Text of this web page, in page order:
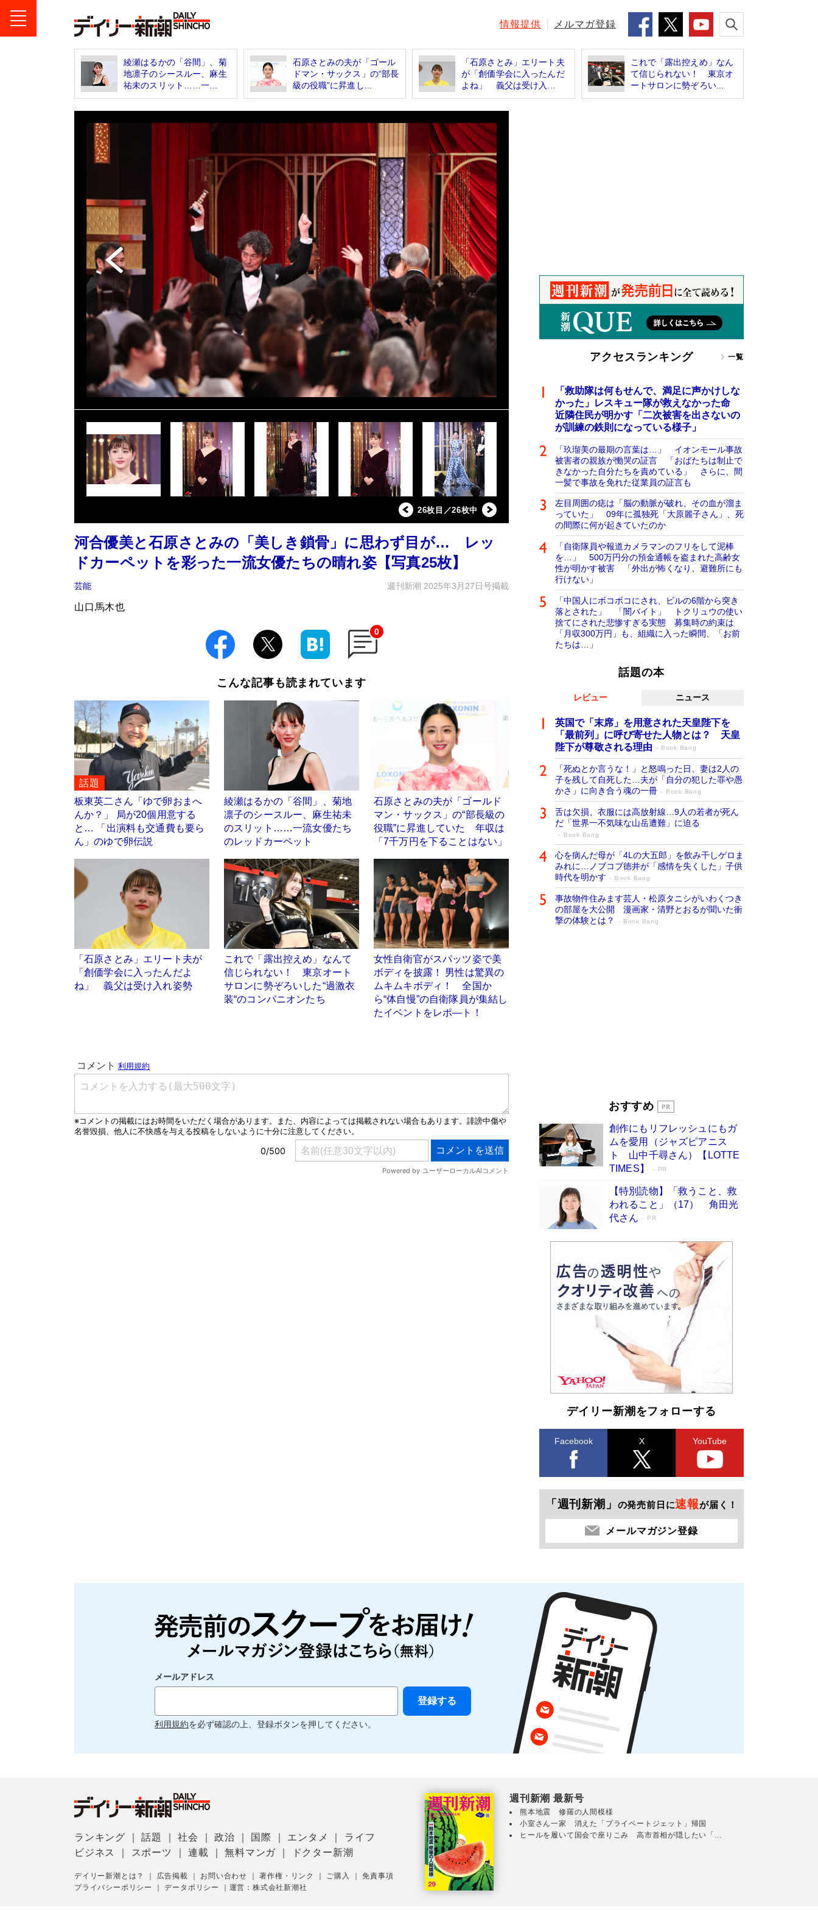
情報提供 メルマガ登録
綾瀬はるかの「谷間」、菊
地凛子のシースルー、麻生
祐未のスリット……一...
石原さとみの夫が「ゴール
ドマン・サックス」の“部長
級の役職”に昇進し...
「石原さとみ」エリート夫
が「創価学会に入ったんだ
よね」 義父は受け入...
これで「露出控えめ」なん
て信じられない！ 東京オ
ートサロンに勢ぞろい...
26枚目／26枚中
河合優美と石原さとみの「美しき鎖骨」に思わず目が… レッ
ドカーペットを彩った一流女優たちの晴れ姿【写真25枚】
芸能 週刊新潮 2025年3月27日号掲載
山口馬木也
0
こんな記事も読まれています
話題
板東英二さん「ゆで卵おまへ
んか？」 局が20個用意する
と… 「出演料も交通費も要ら
ん」のゆで卵伝説
綾瀬はるかの「谷間」、菊地
凛子のシースルー、麻生祐未
のスリット……一流女優たち
のレッドカーペット
石原さとみの夫が「ゴールド
マン・サックス」の“部長級の
役職”に昇進していた 年収は
「7千万円を下ることはない」
「石原さとみ」エリート夫が
「創価学会に入ったんだよ
ね」 義父は受け入れ姿勢
これで「露出控えめ」なんて
信じられない！ 東京オート
サロンに勢ぞろいした“過激衣
装“のコンパニオンたち
女性自衛官がスパッツ姿で美
ボディを披露！ 男性は驚異の
ムキムキボディ！ 全国か
ら“体自慢”の自衛隊員が集結し
たイベントをレポ―ト！
アクセスランキング 一覧
「救助隊は何もせんで、満足に声かけしな
かった」レスキュー隊が救えなかった命
近隣住民が明かす「二次被害を出さないの
が訓練の鉄則になっている様子」
「玖瑠美の最期の言葉は…」 イオンモール事故
被害者の親族が慟哭の証言 「おばたちは制止で
きなかった自分たちを責めている」 さらに、間
一髪で事故を免れた従業員の証言も
左目周囲の痣は「脳の動脈が破れ、その血が溜ま
っていた」 09年に孤独死「大原麗子さん」、死
の間際に何が起きていたのか
「自衛隊員や報道カメラマンのフリをして泥棒
を…」 500万円分の預金通帳を盗まれた高齢女
性が明かす被害 「外出が怖くなり、避難所にも
行けない」
「中国人にボコボコにされ、ビルの6階から突き
落とされた」 「闇バイト」 トクリュウの使い
捨てにされた悲惨すぎる実態 募集時の約束は
「月収300万円」も、組織に入った瞬間、「お前
たちは…」
話題の本
レビュー ニュース
英国で「末席」を用意された天皇陛下を
「最前列」に呼び寄せた人物とは？ 天皇
陛下が尊敬される理由
Book Bang
「死ぬとか言うな！」と怒鳴った日、妻は2人の
子を残して自死した…夫が「自分の犯した罪や愚
かさ」に向き合う魂の一冊
Book Bang
舌は欠損、衣服には高放射線…9人の若者が死ん
だ「世界一不気味な山岳遭難」に迫る
Book Bang
心を病んだ母が「4Lの大五郎」を飲み干しゲロま
みれに…ノブコブ徳井が「感情を失くした」子供
時代を明かす
Book Bang
事故物件住みます芸人・松原タニシがいわくつき
の部屋を大公開 漫画家・清野とおるが聞いた衝
撃の体験とは？
Book Bang
占 上半期1位にも選出［新書ベストセラー］
Book Bang
おすすめ
創作にもリフレッシュにもガ
ムを愛用（ジャズピアニス
ト 山中千尋さん）【LOTTE
TIMES】
PR
【特別読物】「救うこと、救
われること」（17） 角田光
代さん
PR
デイリー新潮をフォローする
Facebook X YouTube
「週刊新潮」 の発売前日に速報が届く！
メールマガジン登録
メールアドレス
利用規約を必ず確認の上、登録ボタンを押してください。
ランキング ｜話題 ｜社会 ｜政治 国際 エンタメ
ライフ
ビジネス
スポーツ ｜連載 ｜無料マンガ ドクター新潮
デイリー新潮とは？ 広告掲載 お問い合わせ ｜著作権・リンク ご購入 ｜免責事項
プライバシーポリシー
｜データポリシー 運営：株式会社新潮社
週刊新潮 最新号
熊本地震 修羅の人間模様
小室さん一家 消えた「プライベートジェット」帰国
ヒールを履いて国会で座りこみ 高市首相が隠したい「...